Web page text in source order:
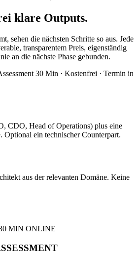
klare Outputs.
sehen die nächsten Schritte so aus. Jede
transparentem Preis, eigenständig
an die nächste Phase gebunden.
30 Min · Kostenfrei · Termin in
CDO, Head of Operations) plus eine
Optional ein technischer Counterpart.
aus der relevanten Domäne. Keine
MIN ONLINE